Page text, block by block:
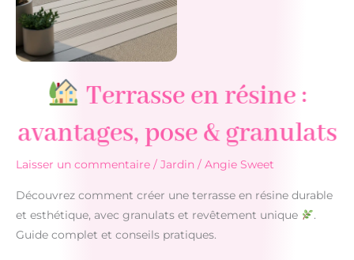
Sweet
Home
Terrasse en résine :
avantages, pose & granulats
Laisser un commentaire / Jardin / Angie Sweet
Découvrez comment créer une terrasse en résine durable
et esthétique, avec granulats et revêtement unique
.
Guide complet et conseils pratiques.